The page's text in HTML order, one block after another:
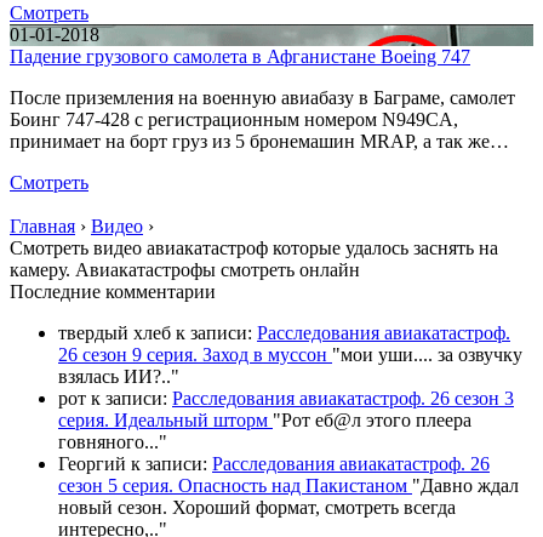
Смотреть
01-01-2018
Падение грузового самолета в Афганистане Boeing 747
После приземления на военную авиабазу в Баграме, самолет
Боинг 747-428 с регистрационным номером N949CA,
принимает на борт груз из 5 бронемашин MRAP, а так же…
Смотреть
Главная › Видео ›
Смотреть видео авиакатастроф которые удалось заснять на
камеру. Авиакатастрофы смотреть онлайн
Последние комментарии
твердый хлеб к записи: Расследования авиакатастроф.
26 сезон 9 серия. Заход в муссон "мои уши.... за озвучку
взялась ИИ?.."
рот к записи: Расследования авиакатастроф. 26 сезон 3
серия. Идеальный шторм "Рот еб@л этого плеера
говняного..."
Георгий к записи: Расследования авиакатастроф. 26
сезон 5 серия. Опасность над Пакистаном "Давно ждал
новый сезон. Хороший формат, смотреть всегда
интересно,.."